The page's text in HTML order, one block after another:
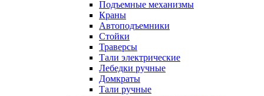
Подъемные механизмы
Краны
Автоподъемники
Стойки
Траверсы
Тали электрические
Лебедки ручные
Домкраты
Тали ручные